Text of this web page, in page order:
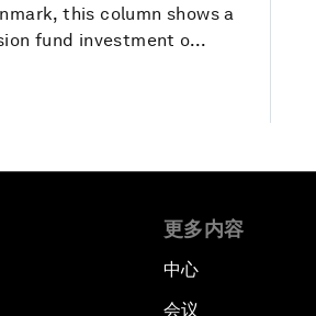
this column shows a
fund investment o...
更多内容
中心
会议